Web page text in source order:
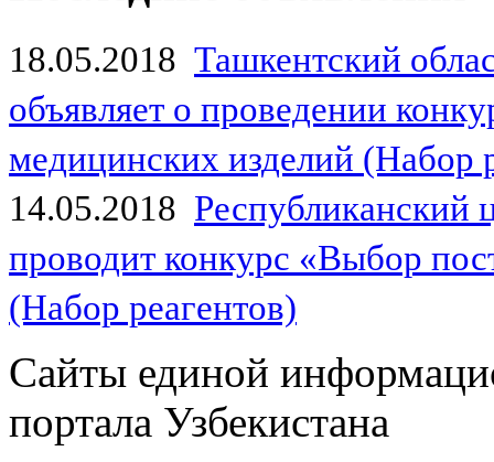
18.05.2018 Ташкентский
объявляет о проведении
медицинских изделий (Набор
14.05.2018
проводит конкурс «Выбор
(Набор реагентов)
Сайты единой
портала Узбекистана